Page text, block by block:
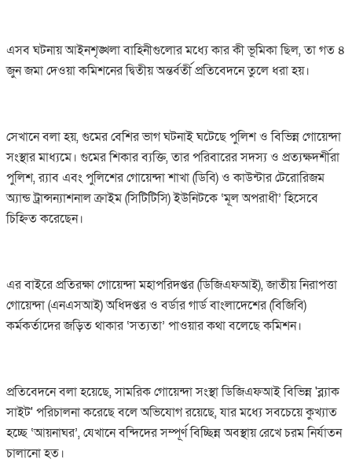
এসব ঘটনায় আইনশৃঙ্খলা বাহিনীগুলোর মধ্যে কার কী ভূমিকা ছিল, তা গত ৪
জুন জমা দেওয়া কমিশনের দ্বিতীয় অন্তর্বর্তী প্রতিবেদনে তুলে ধরা হয়।
সেখানে বলা হয়, গুমের বেশির ভাগ ঘটনাই ঘটেছে পুলিশ ও বিভিন্ন গোয়েন্দা
সংস্থার মাধ্যমে। গুমের শিকার ব্যক্তি, তার পরিবারের সদস্য ও প্রত্যক্ষদর্শীরা
পুলিশ, র‌্যাব এবং পুলিশের গোয়েন্দা শাখা (ডিবি) ও কাউন্টার টেরোরিজম
অ্যান্ড ট্রান্সন্যাশনাল ক্রাইম (সিটিটিসি) ইউনিটকে ‘মূল অপরাধী’ হিসেবে
চিহ্নিত করেছেন।
এর বাইরে প্রতিরক্ষা গোয়েন্দা মহাপরিদপ্তর (ডিজিএফআই), জাতীয় নিরাপত্তা
গোয়েন্দা (এনএসআই) অধিদপ্তর ও বর্ডার গার্ড বাংলাদেশের (বিজিবি)
কর্মকর্তাদের জড়িত থাকার ‘সত্যতা’ পাওয়ার কথা বলেছে কমিশন।
প্রতিবেদনে বলা হয়েছে, সামরিক গোয়েন্দা সংস্থা ডিজিএফআই বিভিন্ন 'ব্ল্যাক
সাইট' পরিচালনা করেছে বলে অভিযোগ রয়েছে, যার মধ্যে সবচেয়ে কুখ্যাত
হচ্ছে ‘আয়নাঘর’, যেখানে বন্দিদের সম্পূর্ণ বিচ্ছিন্ন অবস্থায় রেখে চরম নির্যাতন
চালানো হত।